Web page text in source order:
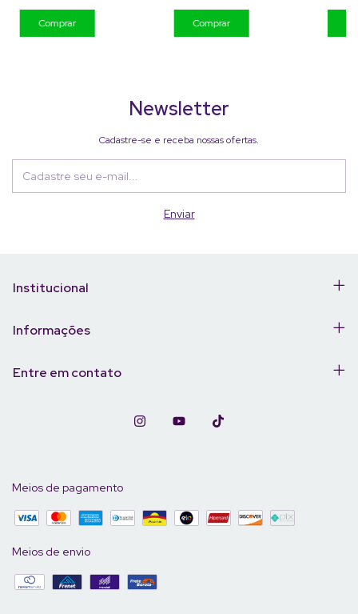
Newsletter
Cadastre-se e receba nossas ofertas.
Institucional
Informações
Entre em contato
Meios de pagamento
Meios de envio